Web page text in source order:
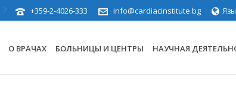
+359-2-4026-333 info@cardiacinstitute.bg
О ВРАЧАХ БОЛЬНИЦЫ И ЦЕНТРЫ НАУЧНАЯ